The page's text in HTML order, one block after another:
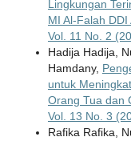
Lingkungan
MI Al-Falah DDI
Vol. 11 No. 2
Hadija Hadija,
Hamdany,
untuk
Orang Tua dan
Vol. 13 No. 3
Rafika Rafika,